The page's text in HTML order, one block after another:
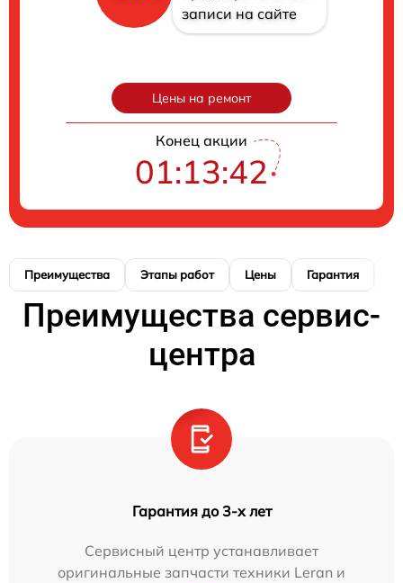
записи на сайте
Цены на ремонт
Конец акции
01:13:41
Преимущества Этапы работ Цены Гарантия
Преимущества сервис-
центра
Гарантия до 3-х лет
Сервисный центр устанавливает
оригинальные запчасти техники Leran и